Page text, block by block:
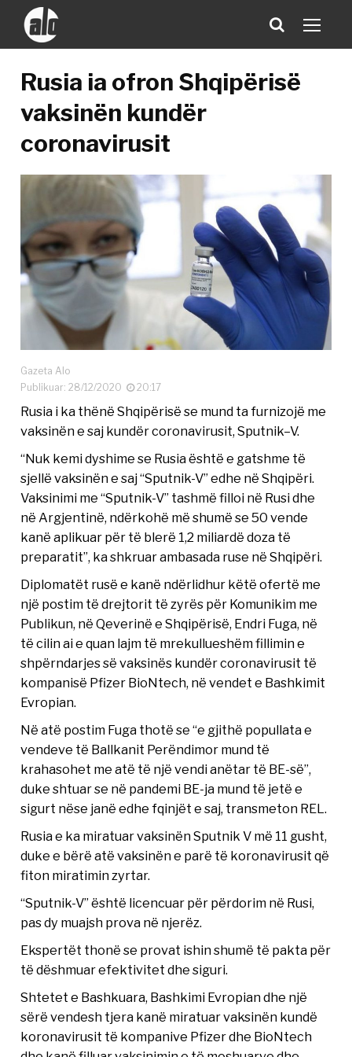
Rusia ia ofron Shqipërisë
vaksinën kundër
coronavirusit
Gazeta Alo
Publikuar: 28/12/2020
20:17
Rusia i ka thënë Shqipërisë se mund ta furnizojë me
vaksinën e saj kundër coronavirusit, Sputnik–V.
“Nuk kemi dyshime se Rusia është e gatshme të
sjellë vaksinën e saj “Sputnik-V” edhe në Shqipëri.
Vaksinimi me “Sputnik-V” tashmë filloi në Rusi dhe
në Argjentinë, ndërkohë më shumë se 50 vende
kanë aplikuar për të blerë 1,2 miliardë doza të
preparatit”, ka shkruar ambasada ruse në Shqipëri.
Diplomatët rusë e kanë ndërlidhur këtë ofertë me
një postim të drejtorit të zyrës për Komunikim me
Publikun, në Qeverinë e Shqipërisë, Endri Fuga, në
të cilin ai e quan lajm të mrekullueshëm fillimin e
shpërndarjes së vaksinës kundër coronavirusit të
kompanisë Pfizer BioNtech, në vendet e Bashkimit
Evropian.
Në atë postim Fuga thotë se “e gjithë popullata e
vendeve të Ballkanit Perëndimor mund të
krahasohet me atë të një vendi anëtar të BE-së”,
duke shtuar se në pandemi BE-ja mund të jetë e
sigurt nëse janë edhe fqinjët e saj, transmeton REL.
Rusia e ka miratuar vaksinën Sputnik V më 11 gusht,
duke e bërë atë vaksinën e parë të koronavirusit që
fiton miratimin zyrtar.
“Sputnik-V” është licencuar për përdorim në Rusi,
pas dy muajsh prova në njerëz.
Ekspertët thonë se provat ishin shumë të pakta për
të dëshmuar efektivitet dhe siguri.
Shtetet e Bashkuara, Bashkimi Evropian dhe një
sërë vendesh tjera kanë miratuar vaksinën kundë
koronavirusit të kompanive Pfizer dhe BioNtech